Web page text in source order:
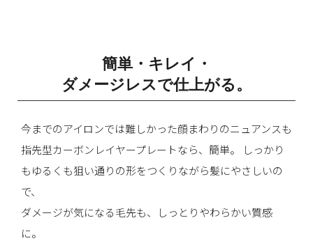
簡単・キレイ・
ダメージレスで仕上がる。
今までのアイロンでは難しかった顔まわりのニュアンスも
指先型カーボンレイヤープレートなら、簡単。
しっかり
もゆるくも狙い通りの形をつくりながら髪にやさしいの
で、
ダメージが気になる毛先も、しっとりやわらかい質感
に。